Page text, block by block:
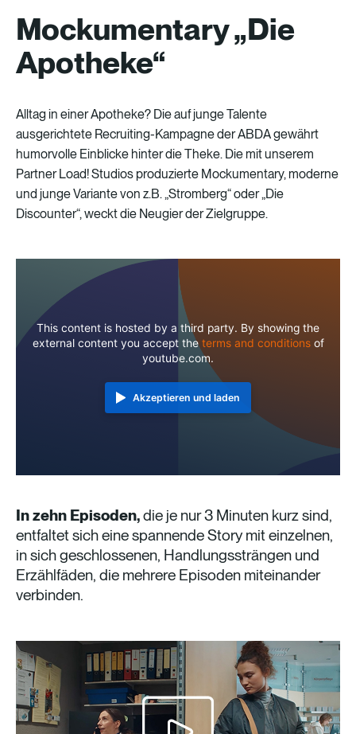
Mockumentary „Die
Apotheke“
Alltag in einerApotheke? DieaufjungeTalente
ausgerichtete Recruiting-KampagnederABDAgewährt
humorvolle Einblicke hinterdieTheke. Die mitunserem
Partner Load!Studios produzierte Mockumentary, moderne
und jungeVariantevon z.B.„Stromberg“oder„Die
Discounter“,wecktdie NeugierderZielgruppe.
This content is hosted by a third party. By showing the
external content you accept the terms and conditionsof
youtube.com.
Akzeptieren und laden
In zehn Episoden,die je nur3 Minuten kurzsind,
entfaltetsicheinespannendeStory miteinzelnen,
insichgeschlossenen, Handlungssträngen und
Erzählfäden, die mehrere Episoden miteinander
verbinden.